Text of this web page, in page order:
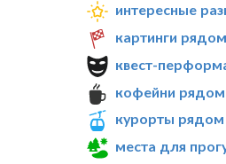
интересные
картинги
квест-
кофейни рядом
курорты рядом
места для